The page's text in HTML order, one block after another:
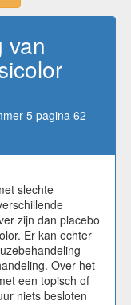
van
5 pagina 62 -
slechte
zijn dan placebo
Er kan echter
Over het
een topisch of
niets besloten